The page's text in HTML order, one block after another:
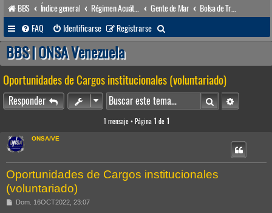
BBS Índice general Gente de Mar
FAQ
Identificarse Registrarse
u
c
a
r
BBS | ONSA Venezuela
Oportunidades de Cargos institucionales (voluntariado)
Responder BuscarBúsqueda
1 mensaje • Página 1 de 1
ONSA/VE
Oportunidades de Cargos institucionales
(voluntariado)
MDom. 16OCT2022, 23:07